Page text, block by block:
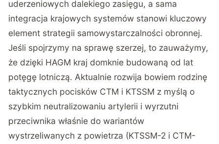
uderzeniowych dalekiego zasięgu, a sama
integracja krajowych systemów stanowi kluczowy
element strategii samowystarczalności obronnej.
Jeśli spojrzymy na sprawę szerzej, to zauważymy,
że dzięki HAGM kraj domknie budowaną od lat
potęgę lotniczą. Aktualnie rozwija bowiem rodzinę
taktycznych pocisków CTM i KTSSM z myślą o
szybkim neutralizowaniu artylerii i wyrzutni
przeciwnika właśnie do wariantów
wystrzeliwanych z powietrza (KTSSM-2 i CTM-